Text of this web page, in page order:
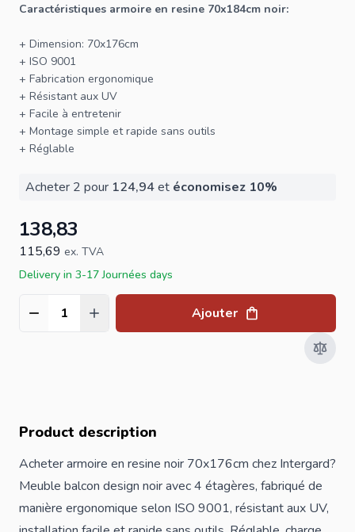
Caractéristiques armoire en resine 70x184cm noir:
+ Dimension: 70x176cm
+ ISO 9001
+ Fabrication ergonomique
+ Résistant aux UV
+ Facile à entretenir
+ Montage simple et rapide sans outils
+ Réglable
Acheter 2 pour 124,94et économisez 10%
138,83
115,69 ex. TVA
Delivery in 3-17 Journées days
Quantité Ajouter
Product description
Acheter armoire en resine noir 70x176cm chez Intergard?
Meuble balcon design noir avec 4 étagères, fabriqué de
manière ergonomique selon ISO 9001, résistant aux UV,